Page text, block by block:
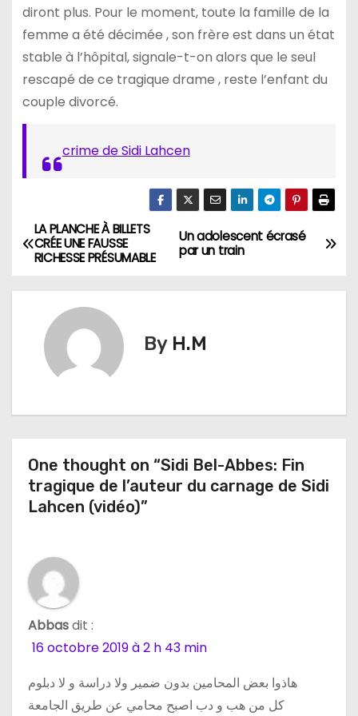
diront plus. Pour le moment, toute la famille de la
femme a été décimée , son frère est dans un état
stable à l’hôpital, signale-t-on alors que le seul
rescapé de ce tragique drame , reste l’enfant du
couple divorcé.
crime de Sidi Lahcen
N
a
o
d
e
a
Un adolescent écrasé
par un train
LA PLANCHE À BILLETS
CRÉE UNE FAUSSE
RICHESSE PRÉSUMABLE
By H.M
One thought on “Sidi Bel-Abbes: Fin
tragique de l’auteur du carnage de Sidi
Lahcen (vidéo)”
Abbasdit :
16 octobre 2019 à 2 h 43 min
هاذوا بعض المحامين بدون ضمير ولا دراسة و لا دبلوم
كل من هب و دب اصبح محامي عن طريق الجامعة